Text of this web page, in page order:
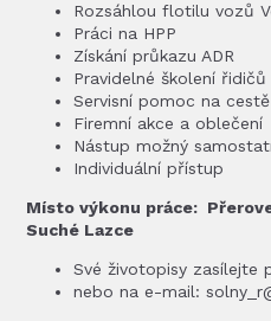
Rozsáhlou flotilu vozů
Práci na HPP
Získání průkazu ADR
Pravidelné školení řidičů
Servisní pomoc na cestě
Firemní akce a oblečení
Nástup možný
Individuální přístup
Místo výkonu práce:
Suché Lazce
Své životopisy zasílejte
nebo na e-mail: